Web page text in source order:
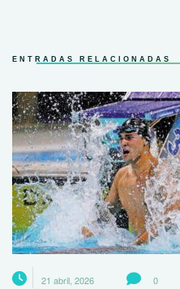
ENTRADAS RELACIONADAS
21 abril, 2026 0